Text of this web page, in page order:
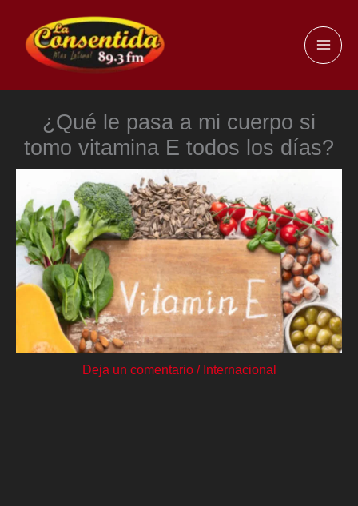
contenido
¿Qué le pasa a mi cuerpo si
tomo vitamina E todos los días?
Deja un comentario / Internacional